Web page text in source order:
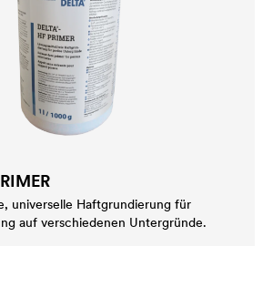
universelle Haftgrundierung für
auf verschiedenen Untergründe.